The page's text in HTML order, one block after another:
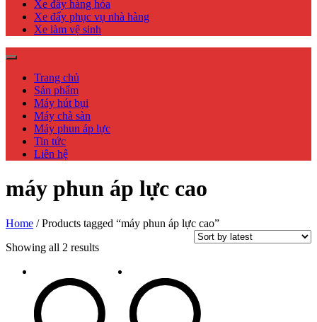
Xe đẩy hàng hóa
Xe đẩy phục vụ nhà hàng
Xe làm vệ sinh
Trang chủ
Sản phẩm
Máy hút bụi
Máy chà sàn
Máy phun áp lực
Tin tức
Liên hệ
máy phun áp lực cao
Home / Products tagged “máy phun áp lực cao”
Showing all 2 results